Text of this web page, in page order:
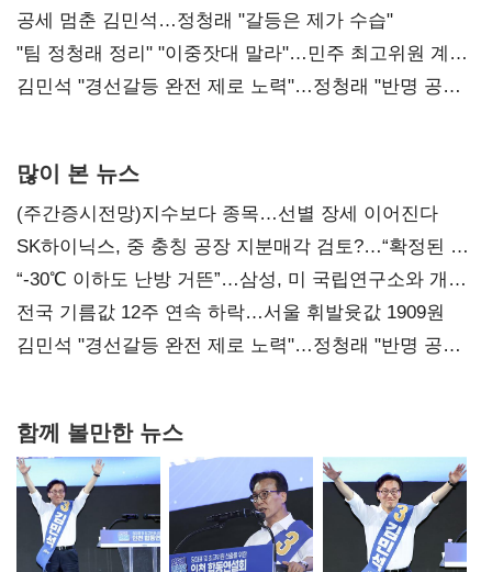
공세 멈춘 김민석…정청래 "갈등은 제가 수습"
"팀 정청래 정리" "이중잣대 말라"…민주 최고위원 계파
다툼 격화
김민석 "경선갈등 완전 제로 노력"…정청래 "반명 공세
많이 본 뉴스
(주간증시전망)지수보다 종목…선별 장세 이어진다
SK하이닉스, 중 충칭 공장 지분매각 검토?…“확정된 바
없어”
“-30℃ 이하도 난방 거뜬”…삼성, 미 국립연구소와 개발
협력
전국 기름값 12주 연속 하락…서울 휘발윳값 1909원
김민석 "경선갈등 완전 제로 노력"…정청래 "반명 공세
함께 볼만한 뉴스